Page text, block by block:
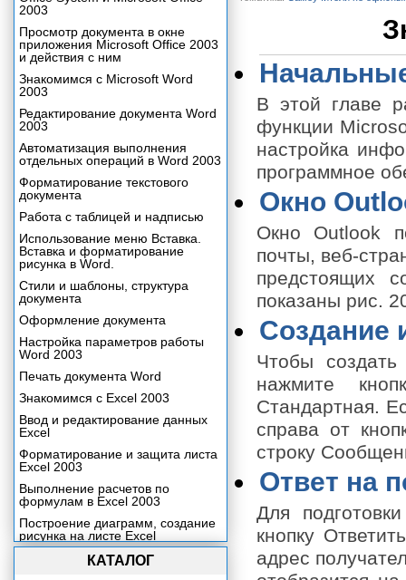
В этой главе
функции
настройка
программное
Окно
Окно Outlook
почты, веб-
предстоящих
показаны рис.
Создание
Чтобы
нажмите
Стандартная.
справа от
строку
Ответ на
Для
кнопку
адрес
2003
Просмотр документа в окне
приложения Microsoft Office 2003
и действия с ним
Знакомимся с Microsoft Word
2003
Редактирование документа Word
2003
Автоматизация выполнения
отдельных операций в Word 2003
Форматирование текстового
документа
Работа с таблицей и надписью
Использование меню Вставка.
Вставка и форматирование
рисунка в Word.
Стили и шаблоны, структура
документа
Оформление документа
Настройка параметров работы
Word 2003
Печать документа Word
Знакомимся с Excel 2003
Ввод и редактирование данных
Excel
Форматирование и защита листа
Excel 2003
Выполнение расчетов по
формулам в Excel 2003
Построение диаграмм, создание
рисунка на листе Excel
Анализ данных в Excel 2003
КАТАЛОГ